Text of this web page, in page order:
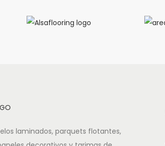
laminados, parquets flotantes,